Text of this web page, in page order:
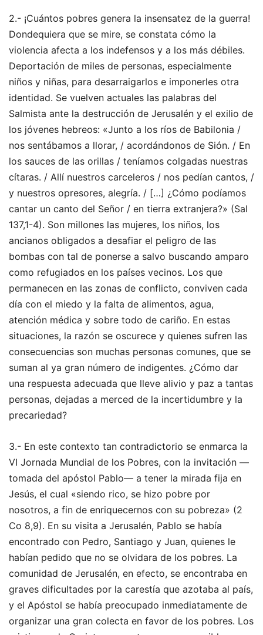
2.- ¡Cuántos pobres genera la insensatez de la guerra!
Dondequiera que se mire, se constata cómo la
violencia afecta a los indefensos y a los más débiles.
Deportación de miles de personas, especialmente
niños y niñas, para desarraigarlos e imponerles otra
identidad. Se vuelven actuales las palabras del
Salmista ante la destrucción de Jerusalén y el exilio de
los jóvenes hebreos: «Junto a los ríos de Babilonia /
nos sentábamos a llorar, / acordándonos de Sión. / En
los sauces de las orillas / teníamos colgadas nuestras
cítaras. / Allí nuestros carceleros / nos pedían cantos, /
y nuestros opresores, alegría. / […] ¿Cómo podíamos
cantar un canto del Señor / en tierra extranjera?» (Sal
137,1-4). Son millones las mujeres, los niños, los
ancianos obligados a desafiar el peligro de las
bombas con tal de ponerse a salvo buscando amparo
como refugiados en los países vecinos. Los que
permanecen en las zonas de conflicto, conviven cada
día con el miedo y la falta de alimentos, agua,
atención médica y sobre todo de cariño. En estas
situaciones, la razón se oscurece y quienes sufren las
consecuencias son muchas personas comunes, que se
suman al ya gran número de indigentes. ¿Cómo dar
una respuesta adecuada que lleve alivio y paz a tantas
personas, dejadas a merced de la incertidumbre y la
precariedad?
3.- En este contexto tan contradictorio se enmarca la
VI Jornada Mundial de los Pobres, con la invitación —
tomada del apóstol Pablo— a tener la mirada fija en
Jesús, el cual «siendo rico, se hizo pobre por
nosotros, a fin de enriquecernos con su pobreza» (2
Co 8,9). En su visita a Jerusalén, Pablo se había
encontrado con Pedro, Santiago y Juan, quienes le
habían pedido que no se olvidara de los pobres. La
comunidad de Jerusalén, en efecto, se encontraba en
graves dificultades por la carestía que azotaba al país,
y el Apóstol se había preocupado inmediatamente de
organizar una gran colecta en favor de los pobres. Los